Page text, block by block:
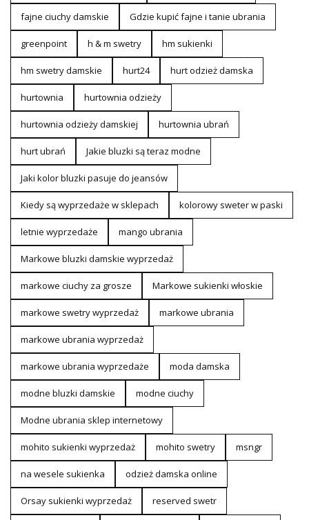
fajne ciuchy damskie Gdzie kupić fajne i tanie ubrania
greenpoint h & m swetry hm sukienki
hm swetry damskie hurt24 hurt odzież damska
hurtownia hurtownia odzieży
hurtownia odzieży damskiej hurtownia ubrań
hurt ubrań Jakie bluzki są teraz modne
Jaki kolor bluzki pasuje do jeansów
Kiedy są wyprzedaże w sklepach kolorowy sweter w paski
letnie wyprzedaże mango ubrania
Markowe bluzki damskie wyprzedaż
markowe ciuchy za grosze Markowe sukienki włoskie
markowe swetry wyprzedaż markowe ubrania
markowe ubrania wyprzedaż
markowe ubrania wyprzedaże moda damska
modne bluzki damskie modne ciuchy
Modne ubrania sklep internetowy
mohito sukienki wyprzedaż mohito swetry msngr
na wesele sukienka odzież damska online
Orsay sukienki wyprzedaż reserved swetr